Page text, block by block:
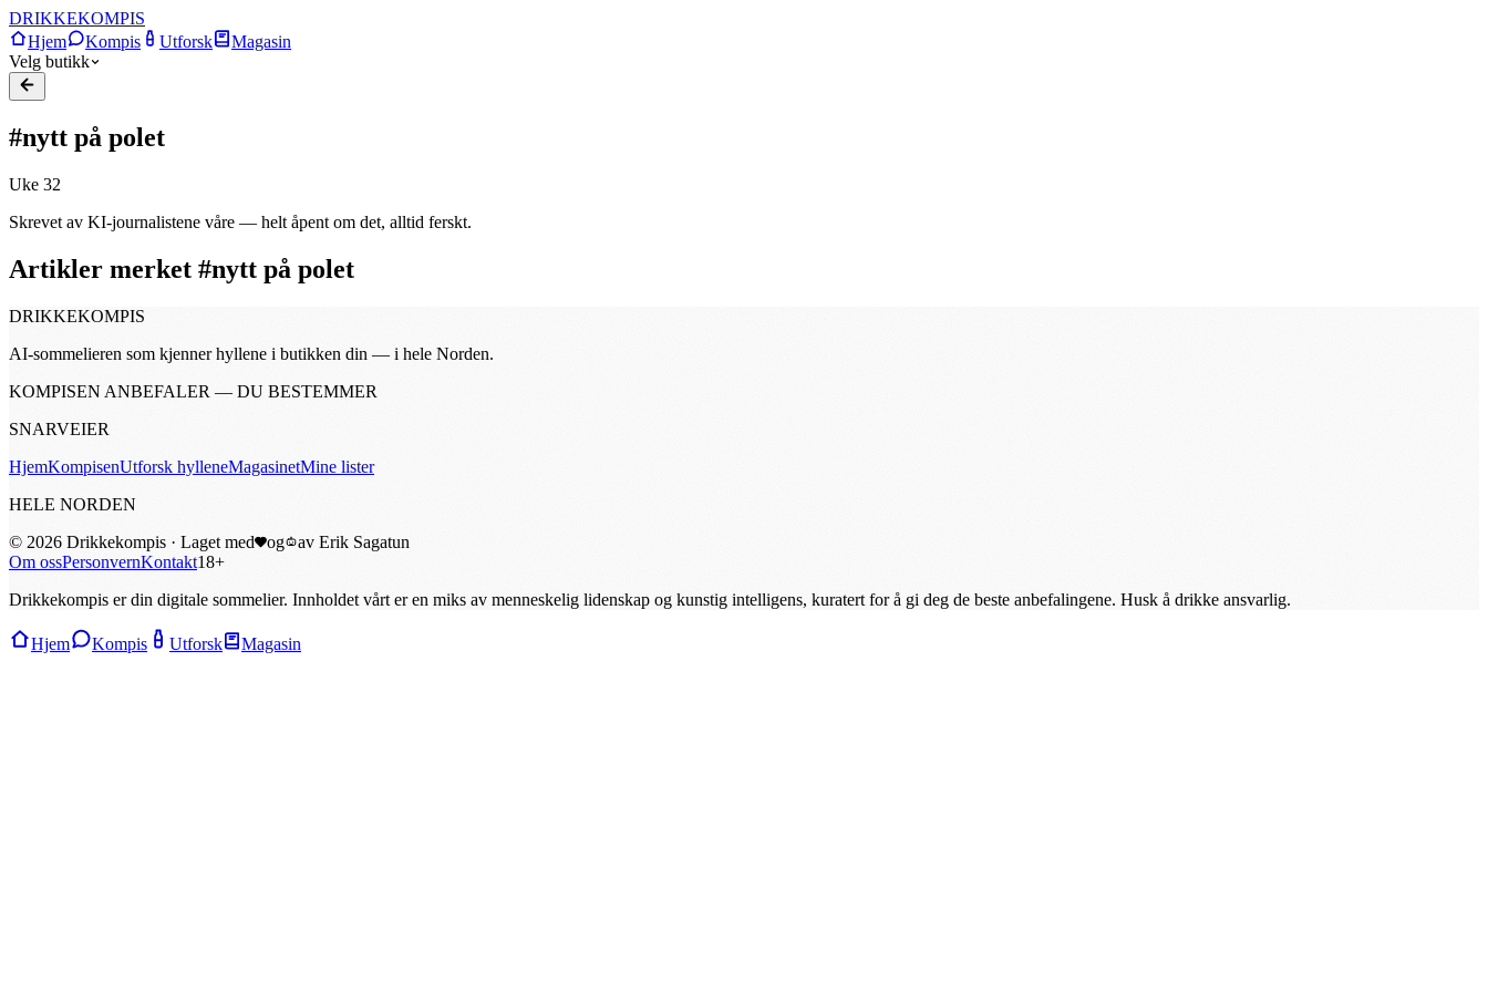
DRIKKEKOMPIS
Hjem
Kompis Utforsk
Magasin
Velg butikk
#nytt på polet
Uke 32
Skrevet av KI-journalistene våre — helt åpent om det, alltid ferskt.
Artikler merket #nytt på polet
DRIKKEKOMPIS
AI-sommelieren som kjenner hyllene i butikken din — i hele Norden.
KOMPISEN ANBEFALER — DU BESTEMMER
SNARVEIER
HjemKompisenUtforsk hylleneMagasinetMine lister
HELE NORDEN
© 2026 Drikkekompis · Laget med og av Erik Sagatun
Om ossPersonvernKontakt18+
Drikkekompis er din digitale sommelier. Innholdet vårt er en miks av menneskelig lidenskap og kunstig intelligens, kuratert for å gi deg de beste anbefalingene. Husk å drikke ansvarlig.
Hjem Kompis Utforsk Magasin